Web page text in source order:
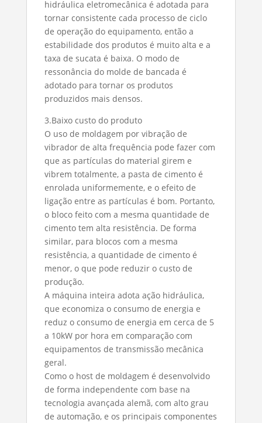
hidráulica eletromecânica é adotada para
tornar consistente cada processo de ciclo
de operação do equipamento, então a
estabilidade dos produtos é muito alta e a
taxa de sucata é baixa. O modo de
ressonância do molde de bancada é
adotado para tornar os produtos
produzidos mais densos.
3.Baixo custo do produto
O uso de moldagem por vibração de
vibrador de alta frequência pode fazer com
que as partículas do material girem e
vibrem totalmente, a pasta de cimento é
enrolada uniformemente, e o efeito de
ligação entre as partículas é bom. Portanto,
o bloco feito com a mesma quantidade de
cimento tem alta resistência. De forma
similar, para blocos com a mesma
resistência, a quantidade de cimento é
menor, o que pode reduzir o custo de
produção.
A máquina inteira adota ação hidráulica,
que economiza o consumo de energia e
reduz o consumo de energia em cerca de 5
a 10kW por hora em comparação com
equipamentos de transmissão mecânica
geral.
Como o host de moldagem é desenvolvido
de forma independente com base na
tecnologia avançada alemã, com alto grau
de automação, e os principais componentes